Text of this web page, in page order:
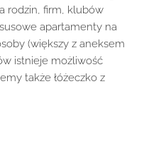
rodzin, firm, klubów
apartamenty na
(większy z aneksem
istnieje możliwość
także łóżeczko z